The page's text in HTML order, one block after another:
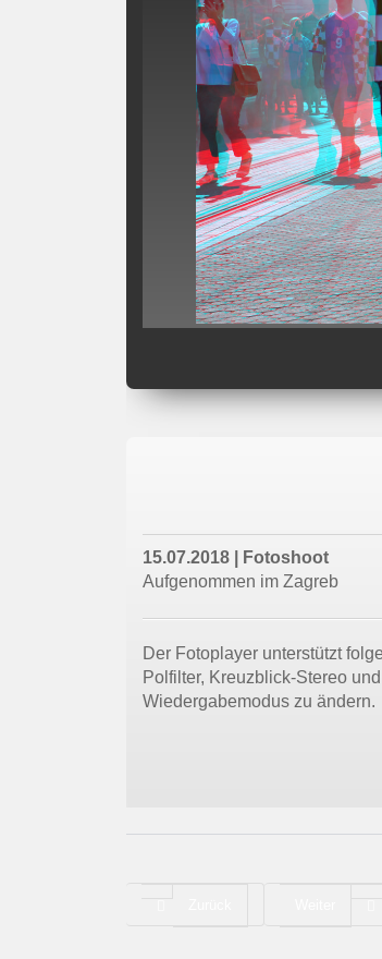
15.07.2018 |
Fotoshoot
Aufgenommen im Zagreb
Der Fotoplayer unterstützt
Polfilter, Kreuzblick-Stereo
Wiedergabemodus zu ändern.
Previous article: Next